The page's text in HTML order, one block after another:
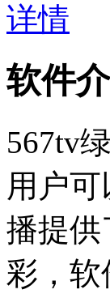
详情
软件
567tv
用户
播提供
彩，软